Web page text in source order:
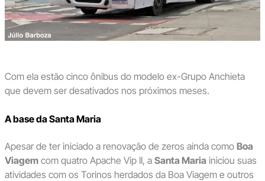
Com ela estão cinco ônibus do modelo ex-Grupo Anchieta
que devem ser desativados nos próximos meses.
A base da Santa Maria
Apesar de ter iniciado a renovação de zeros ainda como Boa
Viagemcom quatro Apache Vip II, a Santa Maria iniciou suas
atividades com os Torinos herdados da Boa Viagem e outros